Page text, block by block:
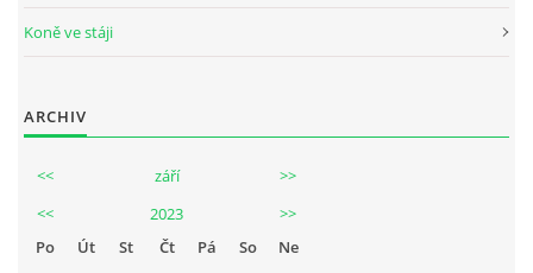
Koně ve stáji
ARCHIV
<< září
>>
<<
2023
>>
Po
Út St Čt Pá So
Ne